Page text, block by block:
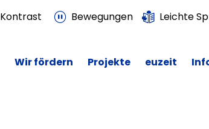
Kontrast Bewegungen Leichte
Wir fördern Projekte euzeit